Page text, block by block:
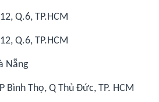
Q.6, TP.HCM
Q.6, TP.HCM
Nẵng
Bình Thọ, Q Thủ Đức, TP. HCM